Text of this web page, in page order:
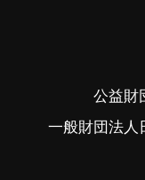
公益財
一般財団法人